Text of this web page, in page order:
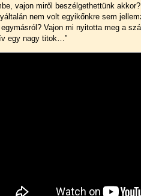
vajon miről beszélgethettünk
nem volt egyikőnkre sem
Vajon mi nyitotta meg a
egy nagy titok…”